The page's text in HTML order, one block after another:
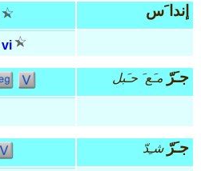
إندا َس
vi
جـَرّ مـَع َ حـَبل
جـَرّ شـِدّ